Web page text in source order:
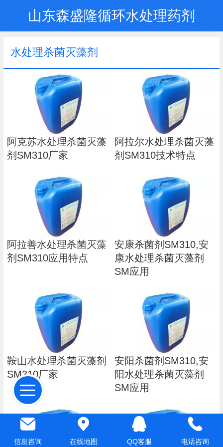
山东森盛隆循环水处理药剂
水处理杀菌灭藻剂
阿克苏水处理杀菌灭藻
剂SM310厂家
阿拉尔水处理杀菌灭藻
剂SM310技术特点
阿拉善水处理杀菌灭藻
剂SM310应用特点
安康杀菌剂SM310,安
康水处理杀菌灭藻剂
SM应用
鞍山水处理杀菌灭藻剂
SM310厂家
安阳杀菌剂SM310,安
阳水处理杀菌灭藻剂
SM应用
信息咨询 在线地图 QQ客服 电话咨询